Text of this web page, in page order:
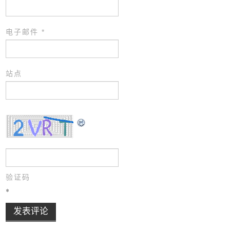
电子邮件*
站点
验证码
*